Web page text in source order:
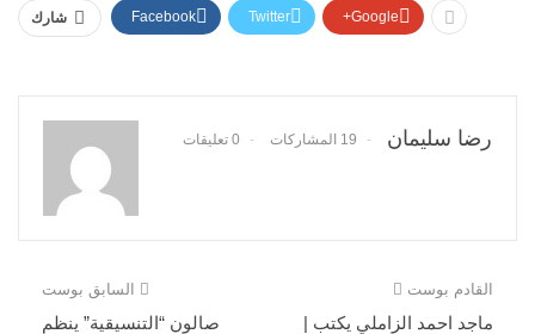
شارك Facebook Twitter Google+
رضا سليمان 19 المشاركات 0 تعليقات
السابق بوست
صالون “التنسيقية” ينظم
القادم بوست
ماجد احمد الزاملي يكتب |